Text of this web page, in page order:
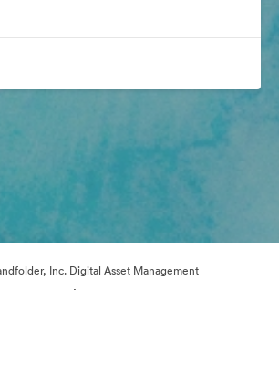
Inc. Digital Asset Management
·